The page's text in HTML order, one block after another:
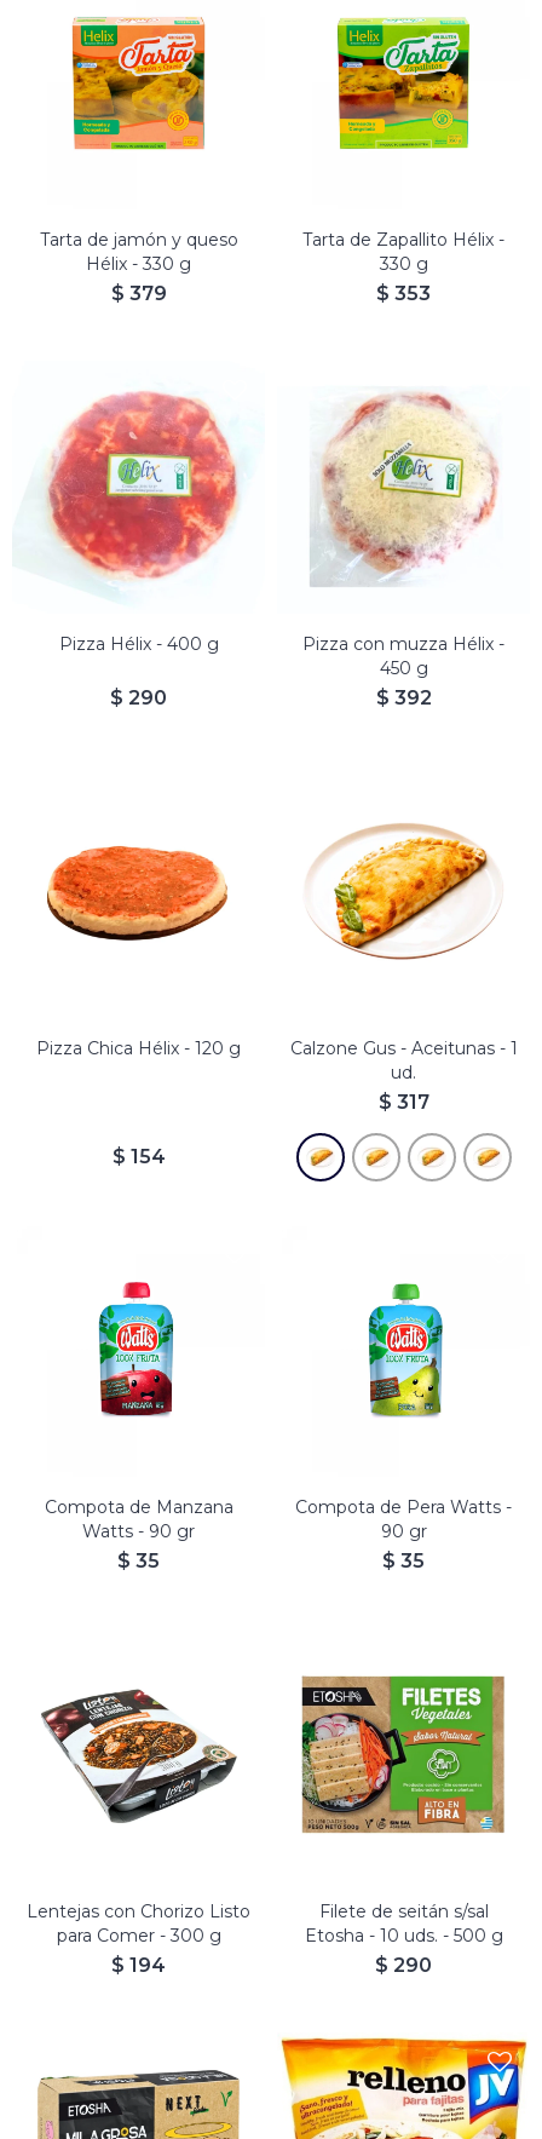
Tarta de jamón y queso
Hélix - 330 g
$ 379
Tarta de Zapallito Hélix -
330 g
$ 353
Pizza Hélix - 400 g
$ 290
Pizza con muzza Hélix -
450 g
$ 392
Pizza Chica Hélix - 120 g
$ 154
Calzone de Aceitunas Gus - 1
ud.
Calzone Gus - Aceitunas - 1
ud.
$ 317
Compota de Manzana
Watts - 90 gr
$ 35
Compota de Pera Watts -
90 gr
$ 35
Lentejas con Chorizo Listo
para Comer - 300 g
$ 194
Filete de seitán s/sal
Etosha - 10 uds. - 500 g
$ 290